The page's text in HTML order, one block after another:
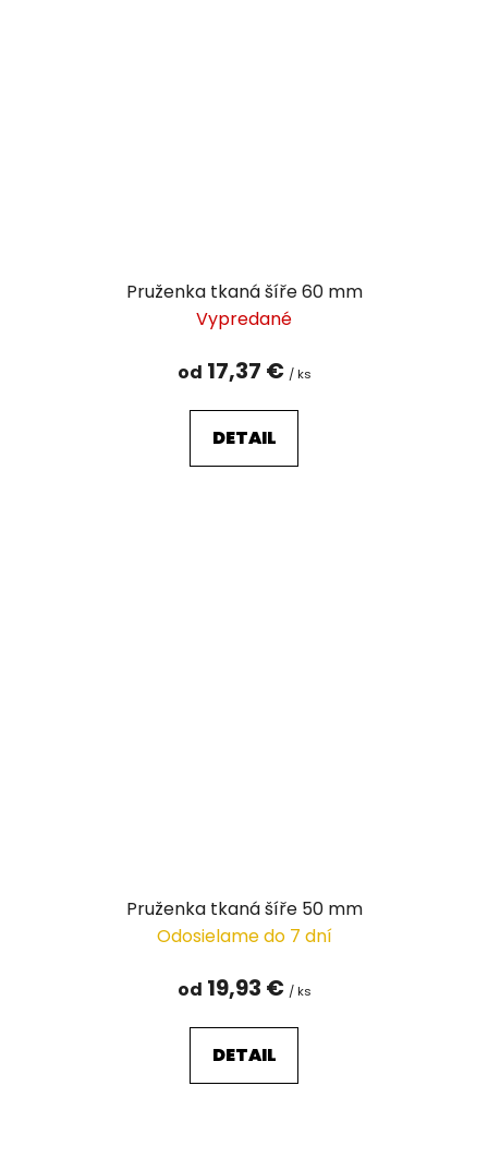
Pruženka tkaná šíře 60 mm
Vypredané
od 17,37 € / ks
DETAIL
Pruženka tkaná šíře 50 mm
Odosielame do 7 dní
od 19,93 € / ks
DETAIL